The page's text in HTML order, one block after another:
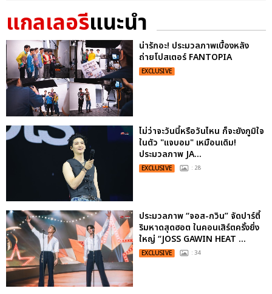
แกลเลอรีแนะนำ
น่ารักอะ! ประมวลภาพเบื้องหลัง
ถ่ายโปสเตอร์ FANTOPIA
EXCLUSIVE
ไม่ว่าจะวันนี้หรือวันไหน ก็จะยังภูมิใจ
ในตัว "แจบอม" เหมือนเดิม!
ประมวลภาพ JA...
EXCLUSIVE : 28
ประมวลภาพ “จอส-กวิน” จัดปาร์ตี้
ริมหาดสุดฮอต ในคอนเสิร์ตครั้งยิ่ง
ใหญ่ “JOSS GAWIN HEAT ...
EXCLUSIVE : 34